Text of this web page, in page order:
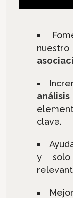
análisis
clave.
y solo